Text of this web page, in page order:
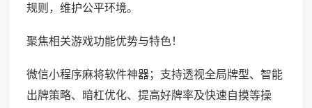
规则，维护公平环境。
聚焦相关游戏功能优势与特色！
微信小程序麻将软件神器；支持透视全局牌型、智能
出牌策略、暗杠优化、提高好牌率及快速自摸等操